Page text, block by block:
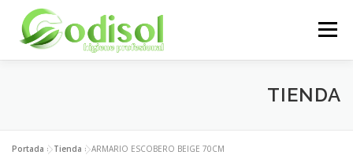
contenido
Menú
ÁREA CLIENTES CONTACTO
TIENDA
Portada »Tienda »ARMARIO ESCOBERO BEIGE 70CM